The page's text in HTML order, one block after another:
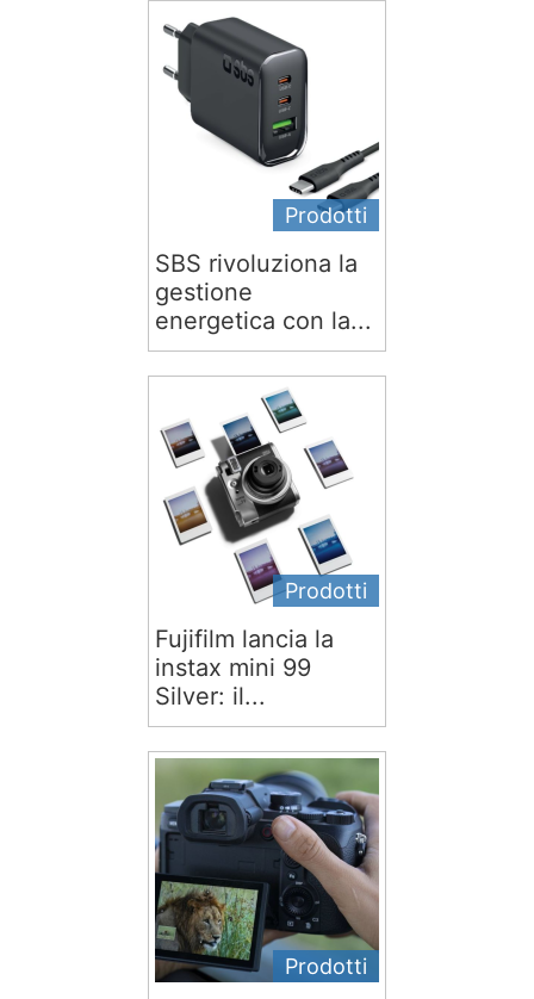
Prodotti
SBS rivoluziona la
gestione
energetica con la...
Prodotti
Fujifilm lancia la
instax mini 99
Silver: il...
Prodotti